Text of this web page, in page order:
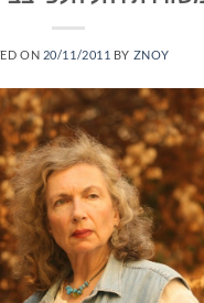
ON 20/11/2011 BY ZNOY